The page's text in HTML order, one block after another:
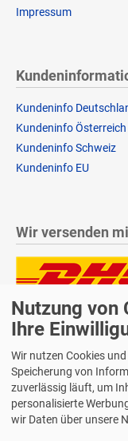
Impressum
Kundeninfo
Kundeninfo Österreich
Kundeninfo Schweiz
Kundeninfo EU
Wir versenden
Lieferung auch
Nutzung von
Ihre
Wir nutzen Cookies
Speicherung von
zuverlässig läuft, um
personalisierte
wir Daten über unsere